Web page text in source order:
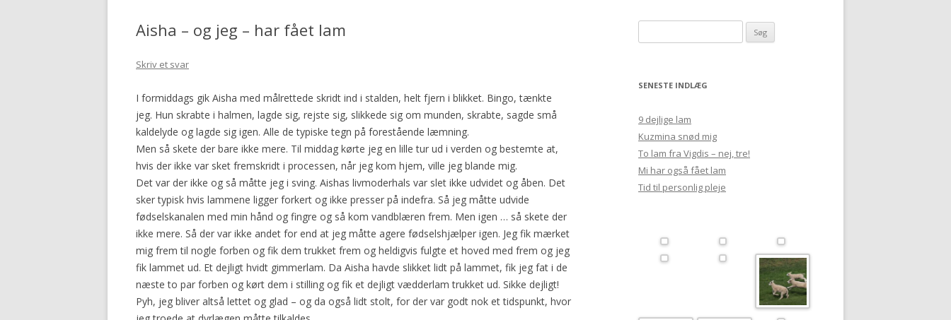
MI
2007
2008
2009
2010
2012
2015
2016
GÆRDESMUTTE
HARISSA
YAVAPAI
MOËT
GAUDA
PYT
BLOMST
MØ
2011-2015
LYS
YDING
PRINSESSEN
SAFRAN
TURID
TÅGEHORNET
PERLE
TANTE BRUN
ROSE
KATRINE
Aisha – og jeg – har fået lam
Skriv et svar
I formiddags gik Aisha med målrettede skridt ind i stalden, helt fjern i blikket. Bingo, tænkte
jeg. Hun skrabte i halmen, lagde sig, rejste sig, slikkede sig om munden, skrabte, sagde små
kaldelyde og lagde sig igen. Alle de typiske tegn på forestående læmning.
Men så skete der bare ikke mere. Til middag kørte jeg en lille tur ud i verden og bestemte at,
hvis der ikke var sket fremskridt i processen, når jeg kom hjem, ville jeg blande mig.
Det var der ikke og så måtte jeg i sving. Aishas livmoderhals var slet ikke udvidet og åben. Det
sker typisk hvis lammene ligger forkert og ikke presser på indefra. Så jeg måtte udvide
fødselskanalen med min hånd og fingre og så kom vandblæren frem. Men igen … så skete der
ikke mere. Så der var ikke andet for end at jeg måtte agere fødselshjælper igen. Jeg fik mærket
mig frem til nogle forben og fik dem trukket frem og heldigvis fulgte et hoved med frem og jeg
fik lammet ud. Et dejligt hvidt gimmerlam. Da Aisha havde slikket lidt på lammet, fik jeg fat i de
næste to par forben og kørt dem i stilling og fik et dejligt vædderlam trukket ud. Sikke dejligt!
Pyh, jeg bliver altså lettet og glad – og da også lidt stolt, for der var godt nok et tidspunkt, hvor
efter:
SENESTE INDLÆG
9 dejlige lam
Kuzmina snød mig
To lam fra Vigdis – nej, tre!
Mi har også fået lam
Tid til personlig pleje